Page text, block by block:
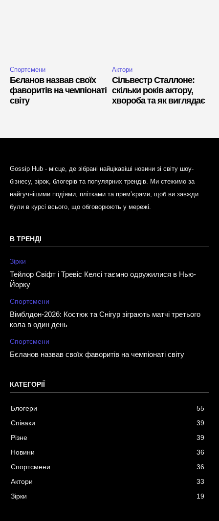
Спортсмени
Бєланов назвав своїх
фаворитів на чемпіонаті
світу
Актори
Сільвестр Сталлоне:
скільки років актору,
хвороба та як виглядає
Gossip Hub - місце, де зібрані найцікавіші новини зі світу шоу-
бізнесу, зірок, блогерів та популярних трендів. Ми стежимо за
найгучнішими подіями, плітками та прем’єрами, щоб ви завжди
були в курсі всього, що обговорюють у мережі.
В ТРЕНДІ
Зірки
Тейлор Свіфт і Тревіс Келсі таємно одружилися в Нью-
Йорку
Спортсмени
Вімблдон-2026: Костюк та Снігур зіграють матчі третього
кола в один день
Спортсмени
Бєланов назвав своїх фаворитів на чемпіонаті світу
КАТЕГОРІЇ
Блогери
55
Співаки
39
Різне
39
Новини
36
Спортсмени
36
Актори
33
Зірки
19